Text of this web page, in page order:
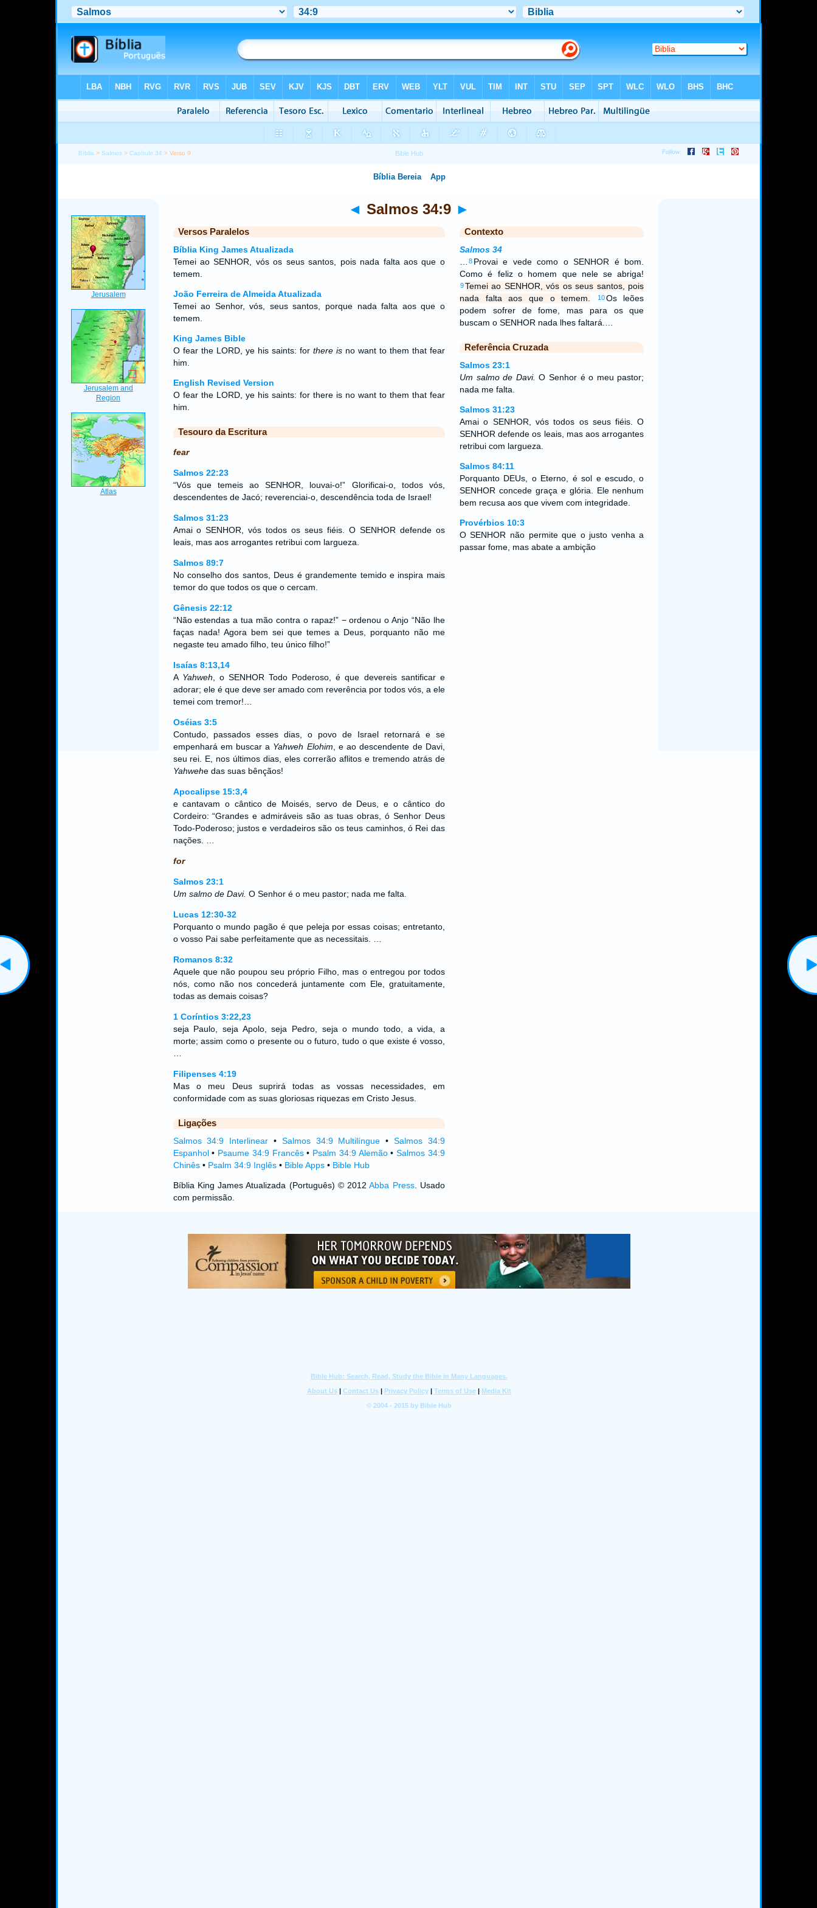
Bíblia > Salmos >Capítulo 34 > Verso 9
◄ Salmos 34:9 ►
Versos Paralelos
Bíblia King James Atualizada
Temei ao SENHOR, vós os seus santos, pois nada falta aos que o
temem.
João Ferreira de Almeida Atualizada
Temei ao Senhor, vós, seus santos, porque nada falta aos que o
temem.
King James Bible
O fear the LORD, ye his saints: for there isno want to them that fear
him.
English Revised Version
O fear the LORD, ye his saints: for there is no want to them that fear
him.
Tesouro da Escritura
fear
Salmos 22:23
“Vós que temeis ao SENHOR, louvai-o!” Glorificai-o, todos vós,
descendentes de Jacó; reverenciai-o, descendência toda de Israel!
Salmos 31:23
Amai o SENHOR, vós todos os seus fiéis. O SENHOR defende os
leais, mas aos arrogantes retribui com largueza.
Salmos 89:7
No conselho dos santos, Deus é grandemente temido e inspira mais
temor do que todos os que o cercam.
Gênesis 22:12
“Não estendas a tua mão contra o rapaz!” − ordenou o Anjo “Não lhe
faças nada! Agora bem sei que temes a Deus, porquanto não me
negaste teu amado filho, teu único filho!”
Isaías 8:13,14
A Yahweh , o SENHOR Todo Poderoso, é que devereis santificar e
adorar; ele é que deve ser amado com reverência por todos vós, a ele
temei com tremor!…
Oséias 3:5
Contudo, passados esses dias, o povo de Israel retornará e se
empenhará em buscar a Yahweh Elohim , e ao descendente de Davi,
seu rei. E, nos últimos dias, eles correrão aflitos e tremendo atrás de
Yahwehe das suas bênçãos!
Apocalipse 15:3,4
e cantavam o cântico de Moisés, servo de Deus, e o cântico do
Cordeiro: “Grandes e admiráveis são as tuas obras, ó Senhor Deus
Todo-Poderoso; justos e verdadeiros são os teus caminhos, ó Rei das
nações. …
for
Salmos 23:1
Um salmo de Davi. O Senhor é o meu pastor; nada me falta.
Lucas 12:30-32
Porquanto o mundo pagão é que peleja por essas coisas; entretanto,
o vosso Pai sabe perfeitamente que as necessitais. …
Romanos 8:32
Aquele que não poupou seu próprio Filho, mas o entregou por todos
nós, como não nos concederá juntamente com Ele, gratuitamente,
todas as demais coisas?
1 Coríntios 3:22,23
seja Paulo, seja Apolo, seja Pedro, seja o mundo todo, a vida, a
morte; assim como o presente ou o futuro, tudo o que existe é vosso,
Filipenses 4:19
Mas o meu Deus suprirá todas as vossas necessidades, em
conformidade com as suas gloriosas riquezas em Cristo Jesus.
Ligações
Salmos 34:9 Interlinear • Salmos 34:9 Multilíngue •Salmos 34:9
Espanhol• Psaume 34:9 Francês• Psalm 34:9 Alemão•Salmos 34:9
Chinês• Psalm 34:9 Inglês• Bible Apps• Bible Hub
Bíblia King James Atualizada (Português) © 2012Abba Press. Usado
com permissão.
Contexto
Salmos 34
8 Provai e vede como o SENHOR é bom.
Como é feliz o homem que nele se abriga!
9Temei ao SENHOR, vós os seus santos, pois
nada falta aos que o temem.
10Os leões
podem sofrer de fome, mas para os que
buscam o SENHOR nada lhes faltará.…
Referência Cruzada
Salmos 23:1
Um salmo de Davi. O Senhor é o meu pastor;
nada me falta.
Salmos 31:23
Amai o SENHOR, vós todos os seus fiéis. O
SENHOR defende os leais, mas aos arrogantes
retribui com largueza.
Salmos 84:11
Porquanto DEUs, o Eterno, é sol e escudo, o
SENHOR concede graça e glória. Ele nenhum
bem recusa aos que vivem com integridade.
Provérbios 10:3
O SENHOR não permite que o justo venha a
passar fome, mas abate a ambição